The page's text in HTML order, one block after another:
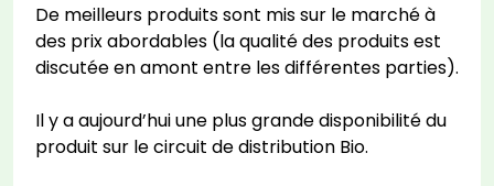
De meilleurs produits sont mis sur le marché à
des prix abordables (la qualité des produits est
discutée en amont entre les différentes parties).
Il y a aujourd’hui une plus grande disponibilité du
produit sur le circuit de distribution Bio.